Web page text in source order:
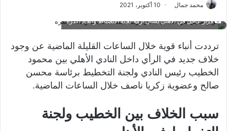
محمد جمال 10 أكتوبر، 2021
قرار عاجل في الأهلي بشأن أزمة لجنة الانضباط واتحاد الكرة
ترددت أنباء قوية خلال الساعات القليلة الماضية عن وجود
خلاف جديد في الرأي داخل النادي الأهلي بين محمود
الخطيب رئيس النادي ولجنة التخطيط برئاسة محسن
صالح وعضوية زكريا ناصف خلال الساعات الماضية.
سبب الخلاف بين الخطيب ولجنة